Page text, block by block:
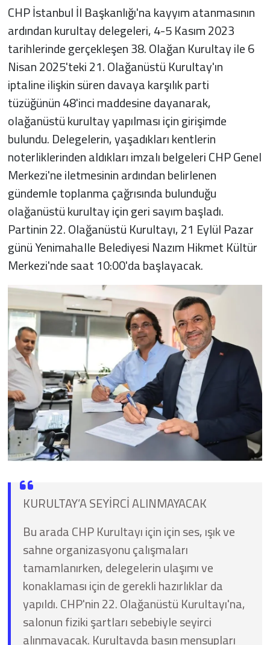
CHP İstanbul İl Başkanlığı'na kayyım atanmasının
ardından kurultay delegeleri, 4-5 Kasım 2023
tarihlerinde gerçekleşen 38. Olağan Kurultay ile 6
Nisan 2025'teki 21. Olağanüstü Kurultay'ın
iptaline ilişkin süren davaya karşılık parti
tüzüğünün 48'inci maddesine dayanarak,
olağanüstü kurultay yapılması için girişimde
bulundu. Delegelerin, yaşadıkları kentlerin
noterliklerinden aldıkları imzalı belgeleri CHP Genel
Merkezi'ne iletmesinin ardından belirlenen
gündemle toplanma çağrısında bulunduğu
olağanüstü kurultay için geri sayım başladı.
Partinin 22. Olağanüstü Kurultayı, 21 Eylül Pazar
günü Yenimahalle Belediyesi Nazım Hikmet Kültür
Merkezi'nde saat 10:00'da başlayacak.
KURULTAY’A SEYİRCİ ALINMAYACAK
Bu arada CHP Kurultayı için için ses, ışık ve
sahne organizasyonu çalışmaları
tamamlanırken, delegelerin ulaşımı ve
konaklaması için de gerekli hazırlıklar da
yapıldı. CHP'nin 22. Olağanüstü Kurultayı'na,
salonun fiziki şartları sebebiyle seyirci
alınmayacak. Kurultayda basın mensupları